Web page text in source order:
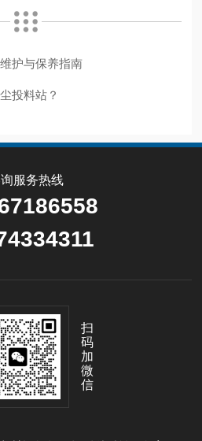
护与保养指南
投料站？
服务热线
扫
码
加
微
信